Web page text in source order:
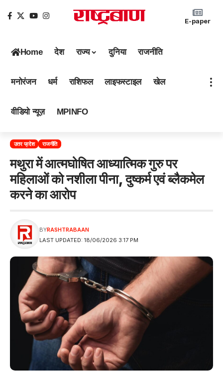
E-paper
Home देश राज्य दुनिया राजनीति
मनोरंजन धर्म राशिफल लाइफस्टाइल खेल
वीडियो न्यूज़ MPINFO
उत्तर प्रदेश राजनीति
मथुरा में आत्मघोषित आध्यात्मिक गुरु पर
महिलाओं को नशीला पीना, दुष्कर्म एवं ब्लैकमेल
करने का आरोप
LAST UPDATED: 18/06/2026 3:17 PM
BYRASHTRABAAN